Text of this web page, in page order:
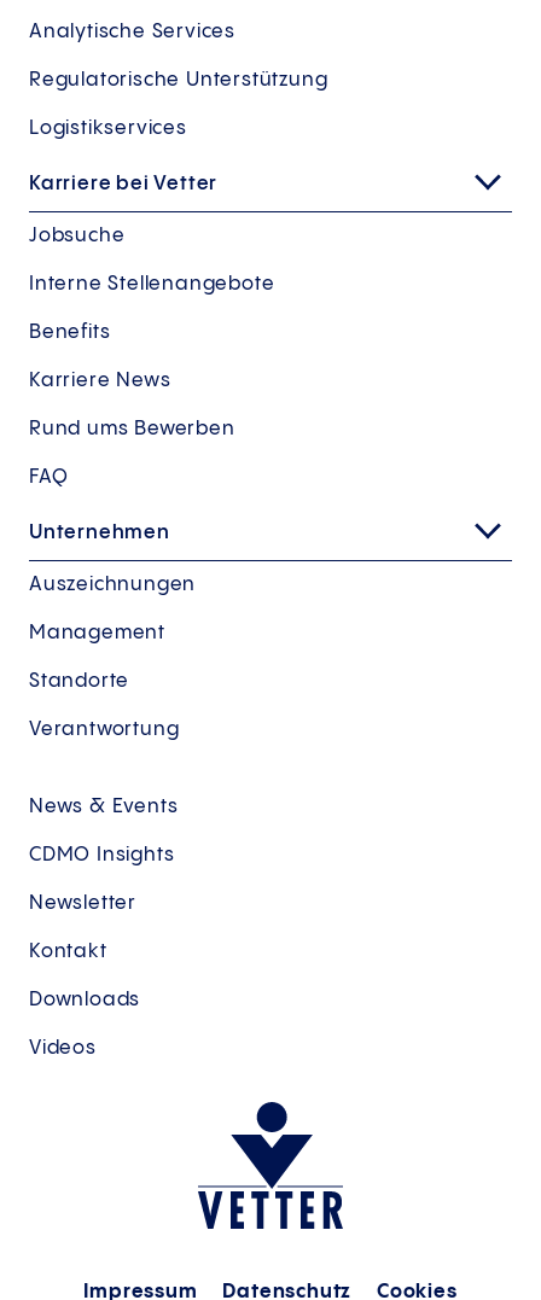
Analytische Services
Regulatorische Unterstützung
Logistikservices
Karriere bei Vetter
Jobsuche
Interne Stellenangebote
Benefits
Karriere News
Rund ums Bewerben
FAQ
Unternehmen
Auszeichnungen
Management
Standorte
Verantwortung
News & Events
CDMO Insights
Newsletter
Kontakt
Downloads
Videos
Impressum Datenschutz Cookies